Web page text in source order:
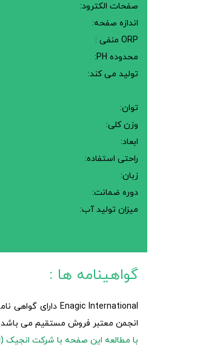
صفحات الکترود:
اندازه صفحه:
ORP منفی :
محدوده PH:
تولید می کند:
توان:
وزن کلی:
ابعاد:
راحتی استفاده:
زبان:
دوره ضمانت:
میزان تولید آب:
گواهینامه ها :
انجمن معتبر فروش مستقیم می باشد
با مطالعه این صفحه با شرکت انجیک (Enagic) بیشتر آشنا شوید.